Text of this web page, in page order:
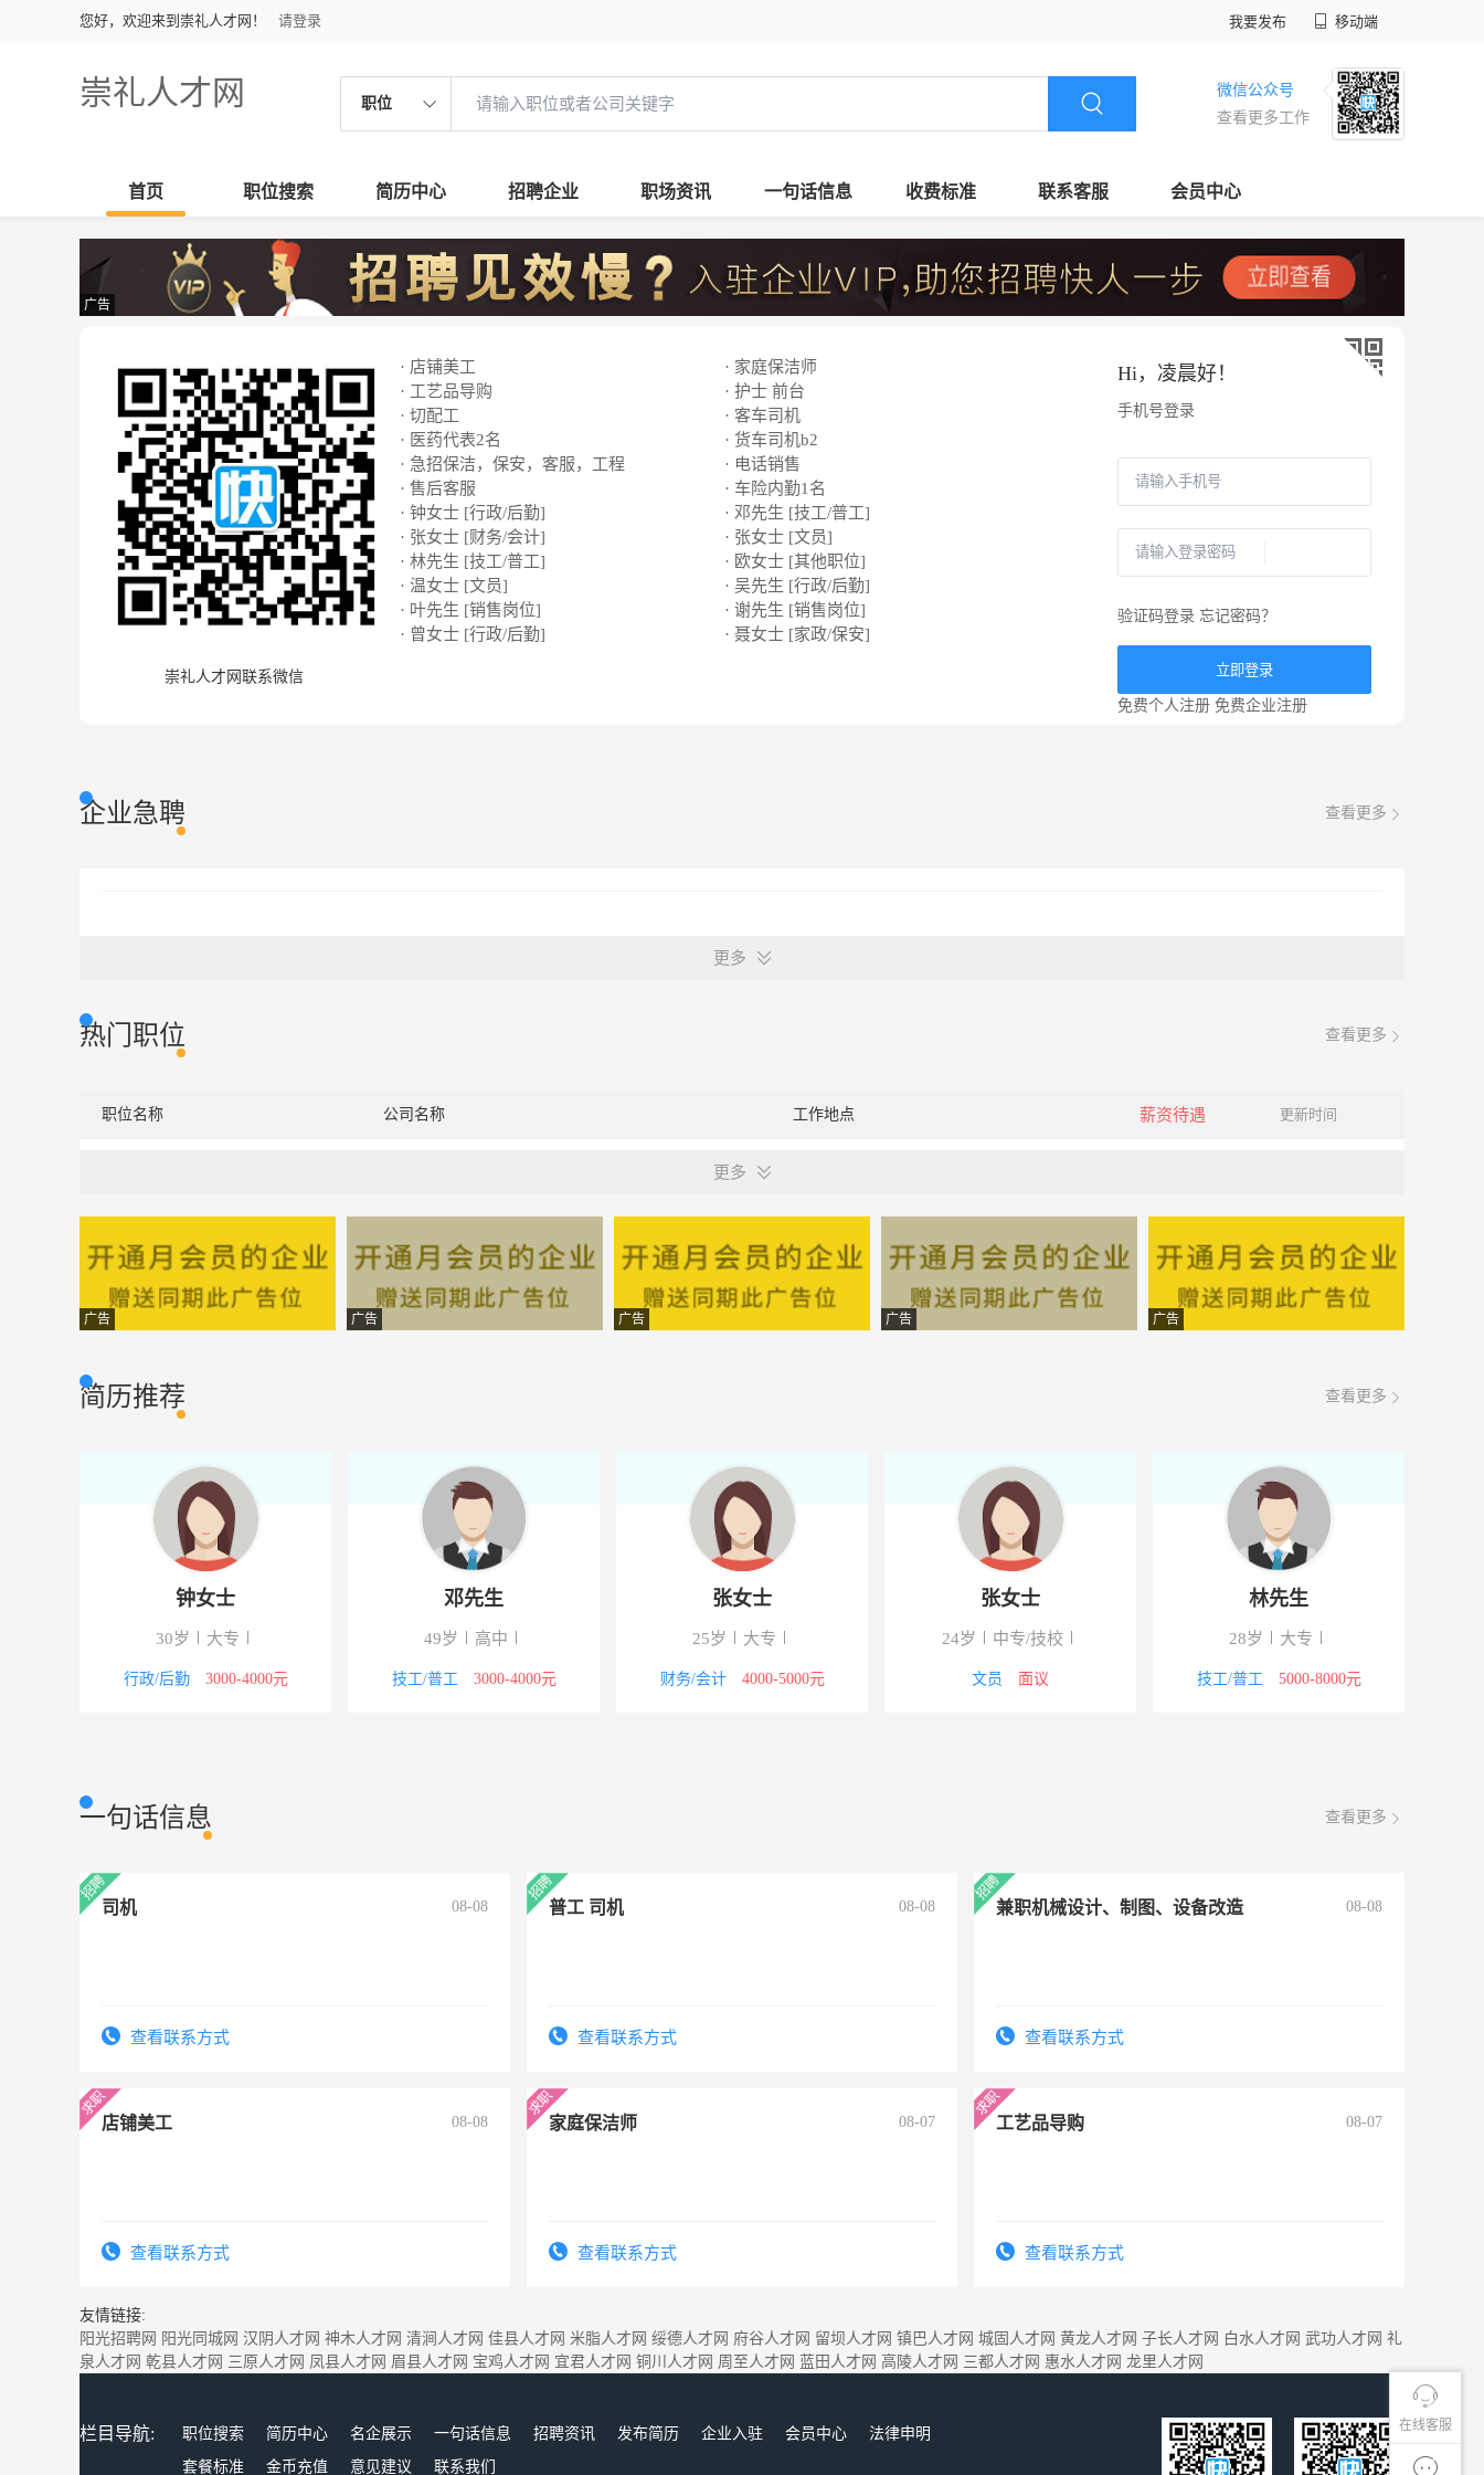
您好，欢迎来到崇礼人才网！ 请登录 我要发布 移动端
崇礼人才网 职位
微信公众号
查看更多工作
首页 职位搜索 简历中心 招聘企业 职场资讯 一句话信息 收费标准 联系客服 会员中心
在线客服
广告
崇礼人才网联系微信
· 店铺美工
· 家庭保洁师
· 工艺品导购
· 护士 前台
· 切配工
· 客车司机
· 医药代表2名
· 货车司机b2
· 急招保洁，保安，客服，工程
· 电话销售
· 售后客服
· 车险内勤1名
· 钟女士 [行政/后勤]
· 邓先生 [技工/普工]
· 张女士 [财务/会计]
· 张女士 [文员]
· 林先生 [技工/普工]
· 欧女士 [其他职位]
· 温女士 [文员]
· 吴先生 [行政/后勤]
· 叶先生 [销售岗位]
· 谢先生 [销售岗位]
· 曾女士 [行政/后勤]
· 聂女士 [家政/保安]
Hi， 凌晨好！
手机号登录
验证码登录 忘记密码？
立即登录
免费个人注册 免费企业注册
企业急聘 查看更多
更多
热门职位 查看更多
职位名称 公司名称 工作地点 薪资待遇 更新时间
更多
广告 广告 广告 广告 广告
简历推荐 查看更多
邓先生
49岁
技工/普工 3000-4000元
张女士
25岁
财务/会计 4000-5000元
张女士
24岁
文员 面议
林先生
28岁 大专
技工/普工
钟女士
30岁
行政/后勤 3000-4000元
一句话信息 查看更多
司机 08-08
查看联系方式
普工 司机 08-08
查看联系方式
兼职机械设计、制图、设备改造 08-08
查看联系方式
店铺美工 08-08
查看联系方式
家庭保洁师 08-07
查看联系方式
工艺品导购 08-07
查看联系方式
友情链接:
阳光招聘网 阳光同城网 汉阴人才网 神木人才网 清涧人才网 佳县人才网 米脂人才网 绥德人才网 府谷人才网 留坝人才网 镇巴人才网 城固人才网 黄龙人才网 子长人才网 白水人才网 武功人才网 礼
泉人才网 乾县人才网 三原人才网 凤县人才网 眉县人才网 宝鸡人才网 宜君人才网 铜川人才网 周至人才网 蓝田人才网 高陵人才网 三都人才网 惠水人才网 龙里人才网
栏目导航: 职位搜索 简历中心 名企展示 一句话信息 招聘资讯 发布简历 企业入驻 会员中心
法律申明
套餐标准
金币充值 意见建议 联系我们